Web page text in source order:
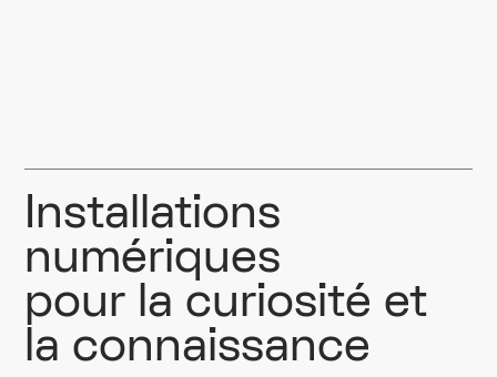
Installations
numériques
pour la curiosité et
la connaissance